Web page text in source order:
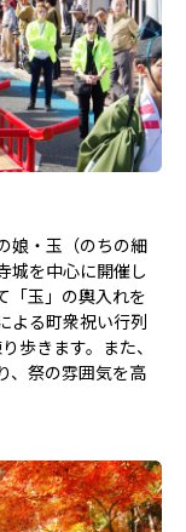
娘・玉（のちの細
城を中心に開催し
「玉」の輿入れを
よる町衆祝い行列
歩きます。また、
、祭の雰囲気を高